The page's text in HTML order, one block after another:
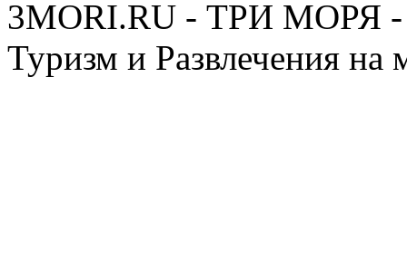
3MORI.RU - ТРИ МОРЯ -
Туризм и Развлечения на